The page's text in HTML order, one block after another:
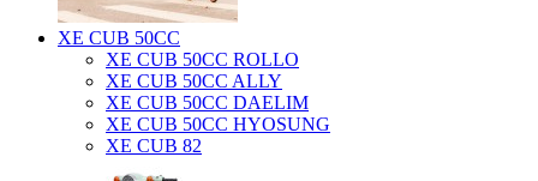
XE CUB 50CC
XE CUB 50CC ROLLO
XE CUB 50CC ALLY
XE CUB 50CC DAELIM
XE CUB 50CC HYOSUNG
XE CUB 82